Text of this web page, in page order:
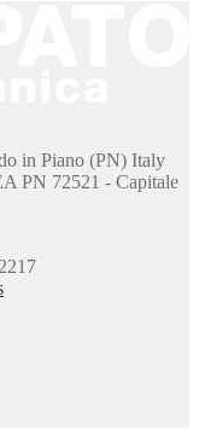
in Piano (PN) Italy
PN 72521 - Capitale